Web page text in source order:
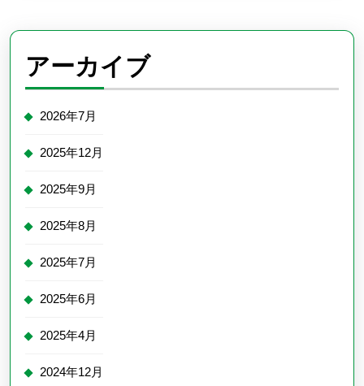
アーカイブ
2026年7月
2025年12月
2025年9月
2025年8月
2025年7月
2025年6月
2025年4月
2024年12月